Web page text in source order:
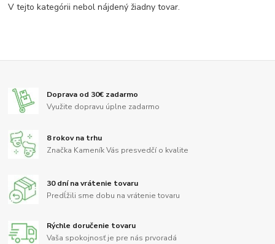
V tejto kategórii nebol nájdený žiadny tovar.
Doprava od 30€ zadarmo
Využite dopravu úplne zadarmo
8 rokov na trhu
Značka Kameník Vás presvedčí o kvalite
30 dní na vrátenie tovaru
Predĺžili sme dobu na vrátenie tovaru
Rýchle doručenie tovaru
Vaša spokojnosť je pre nás prvoradá